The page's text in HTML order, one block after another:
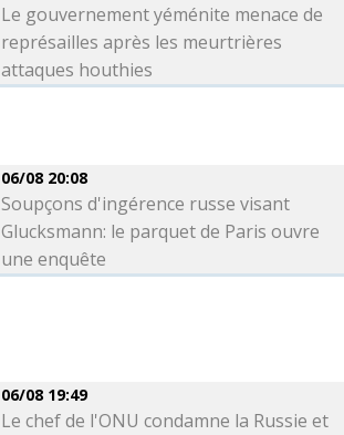
Le gouvernement yéménite menace de
représailles après les meurtrières
attaques houthies
06/08 20:08
Soupçons d'ingérence russe visant
Glucksmann: le parquet de Paris ouvre
une enquête
06/08 19:49
Le chef de l'ONU condamne la Russie et